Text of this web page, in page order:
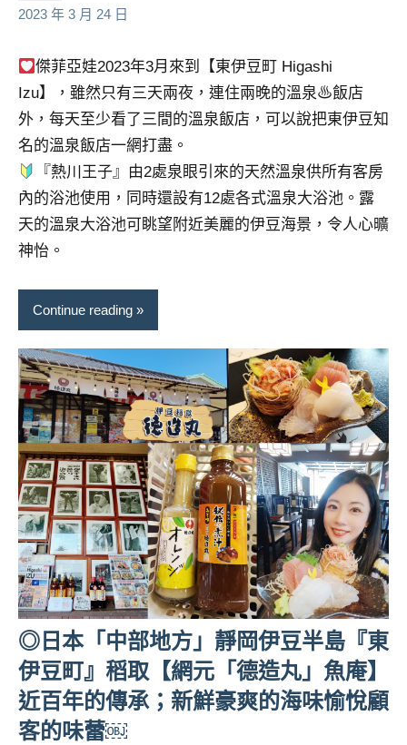
2023 年 3 月 24 日
芳
comments
傑菲亞娃2023年3月來到【東伊豆町 Higashi
Izu】，雖然只有三天兩夜，連住兩晚的溫泉♨飯店
外，每天至少看了三間的溫泉飯店，可以說把東伊豆知
名的溫泉飯店一網打盡。
『熱川王子』由2處泉眼引來的天然溫泉供所有客房
內的浴池使用，同時還設有12處各式溫泉大浴池。露
天的溫泉大浴池可眺望附近美麗的伊豆海景，令人心曠
神怡。
Continue reading
◎日本「中部地方」靜岡伊豆半島『東
伊豆町』稻取【網元「德造丸」魚庵】
近百年的傳承；新鮮豪爽的海味愉悅顧
客的味蕾￼